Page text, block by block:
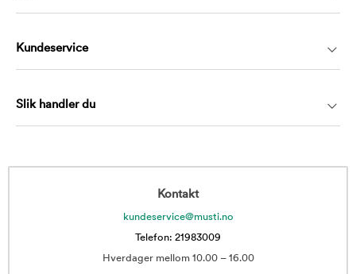
Kundeservice
Slik handler du
Kontakt
kundeservice@musti.no
Telefon: 21983009
Hverdager mellom 10.00 – 16.00